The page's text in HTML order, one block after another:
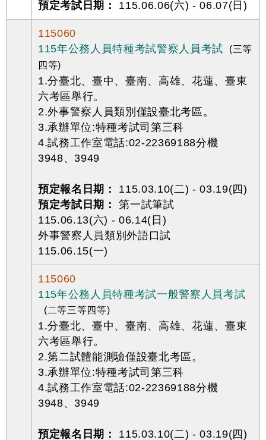
預定考試日期：
115.06.06(六) - 06.07(日)
115060
115年公務人員特種考試警察人員考試
(三等
四等)
1.分臺北、臺中、臺南、高雄、花蓮、臺東
六考區舉行。
2.外事警察人員類別僅設臺北考區。
3.承辦單位:特種考試司第三科
4.試務工作室電話:02-22369188分機
3948、3949
預定報名日期：
115.03.10(二) - 03.19(四)
預定考試日期：
第一試筆試
115.06.13(六) - 06.14(日)
外事警察人員類別外語口試
115.06.15(一)
115060
115年公務人員特種考試一般警察人員考試
(二等三等四等)
1.分臺北、臺中、臺南、高雄、花蓮、臺東
六考區舉行。
2.第二試體能測驗僅設臺北考區。
3.承辦單位:特種考試司第三科
4.試務工作室電話:02-22369188分機
3948、3949
預定報名日期： 115.03.10(二) - 03.19(四)